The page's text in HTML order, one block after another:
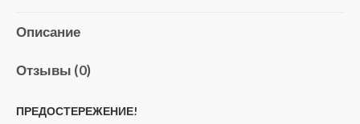
Описание
Отзывы (0)
ПРЕДОСТЕРЕЖЕНИЕ!